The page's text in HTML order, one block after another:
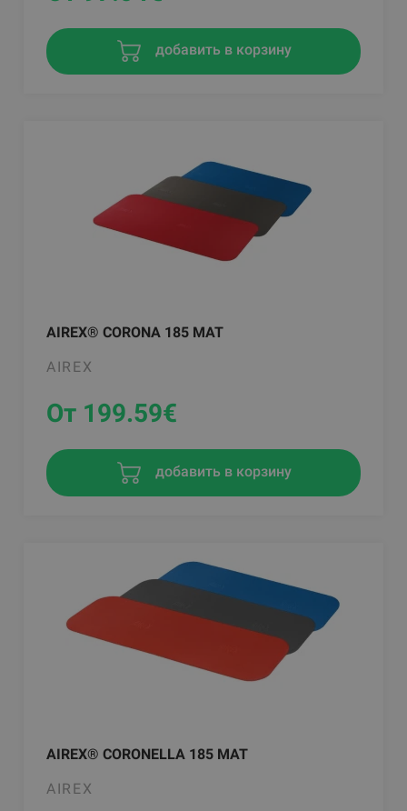
добавить в корзину
AIREX® CORONA 185 MAT
AIREX
От 199.59€
добавить в корзину
AIREX® CORONELLA 185 MAT
AIREX